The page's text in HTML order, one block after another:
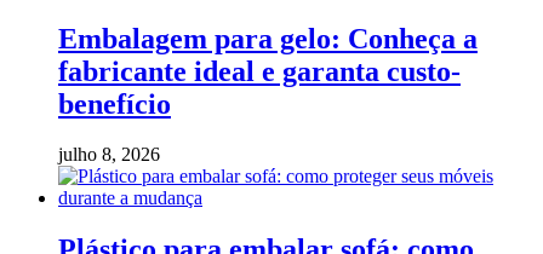
Embalagem para gelo: Conheça a
fabricante ideal e garanta custo-
benefício
julho 8, 2026